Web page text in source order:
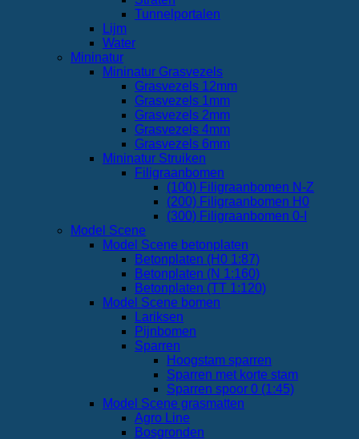
Tunnelportalen
Lijm
Water
Mininatur
Mininatur Grasvezels
Grasvezels 12mm
Grasvezels 1mm
Grasvezels 2mm
Grasvezels 4mm
Grasvezels 6mm
Mininatur Struiken
Filigraanbomen
(100) Filigraanbomen N-Z
(200) Filigraanbomen H0
(300) Filigraanbomen 0-I
Model Scene
Model Scene betonplaten
Betonplaten (H0 1:87)
Betonplaten (N 1:160)
Betonplaten (TT 1:120)
Model Scene bomen
Lariksen
Pijnbomen
Sparren
Hoogstam sparren
Sparren met korte stam
Sparren spoor 0 (1:45)
Model Scene grasmatten
Agro Line
Bosgronden